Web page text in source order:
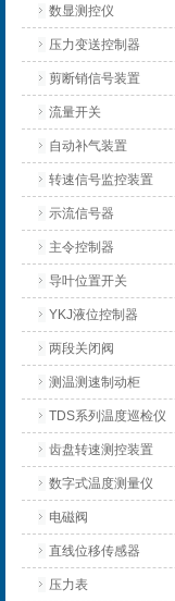
数显测控仪
压力变送控制器
剪断销信号装置
流量开关
自动补气装置
转速信号监控装置
示流信号器
主令控制器
导叶位置开关
YKJ液位控制器
两段关闭阀
测温测速制动柜
TDS系列温度巡检仪
齿盘转速测控装置
数字式温度测量仪
电磁阀
直线位移传感器
压力表